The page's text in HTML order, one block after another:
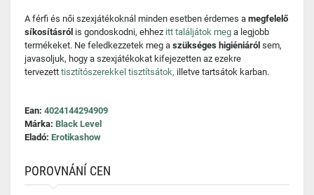
A férfi és női szexjátékoknál minden esetben érdemes a megfelelő
síkosításról is gondoskodni, ehhez itt találjátok meg a legjobb
termékeket. Ne feledkezzetek meg a szükséges higiéniáról sem,
javasoljuk, hogy a szexjátékokat kifejezetten az ezekre
tervezett tisztítószerekkel tisztítsátok, illetve tartsátok karban.
Ean: 4024144294909
Márka: Black Level
Eladó: Erotikashow
POROVNÁNÍ CEN